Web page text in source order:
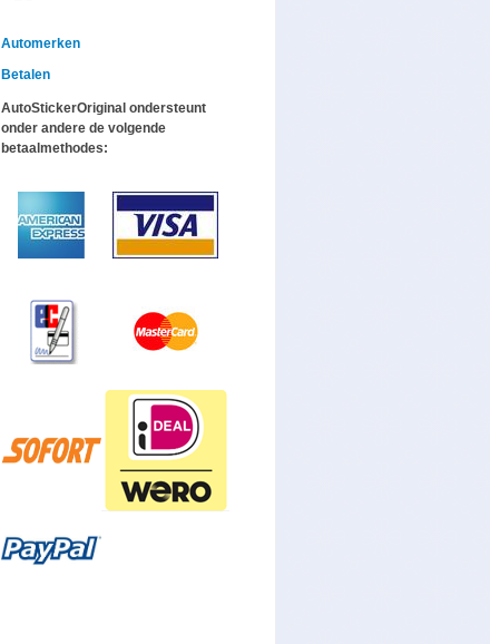
Automerken
Betalen
AutoStickerOriginal ondersteunt
onder andere de volgende
betaalmethodes: